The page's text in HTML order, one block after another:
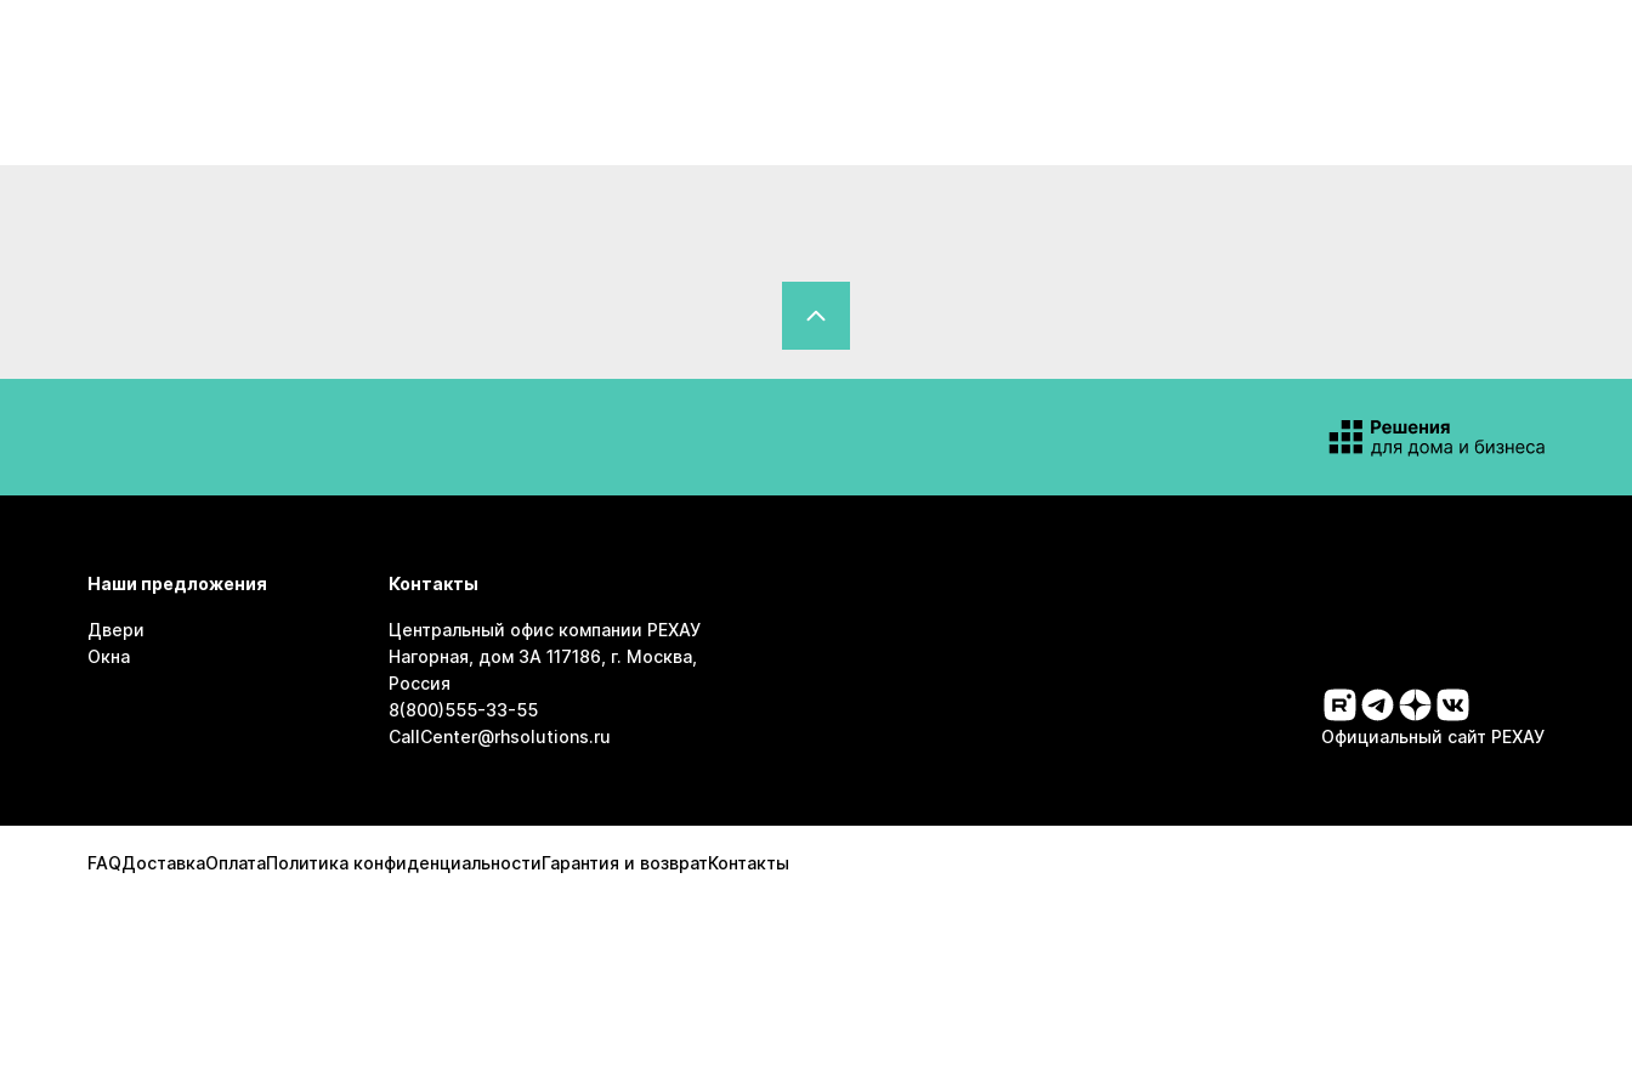
Наши предложения
Двери
Окна
Контакты
Центральный офис компании РЕХАУ
Нагорная, дом 3А 117186, г. Москва,
Россия
8(800)555-33-55
CallCenter@rhsolutions.ru
Официальный сайт РЕХАУ
FAQДоставкаОплатаПолитика конфиденциальностиГарантия и возвратКонтакты